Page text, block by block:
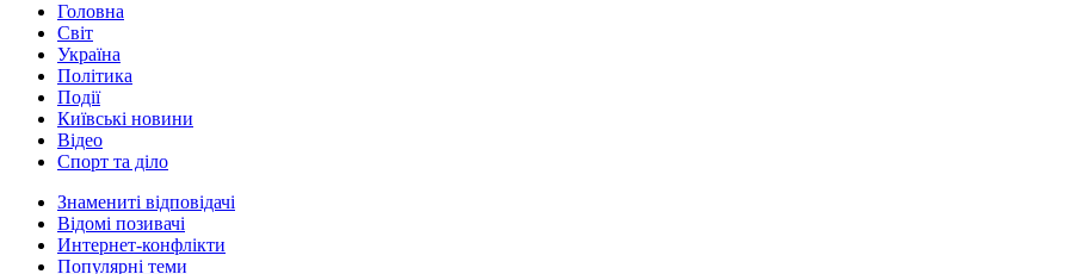
Головна
Світ
Україна
Політика
Події
Київські новини
Відео
Спорт та діло
Знамениті відповідачі
Відомі позивачі
Интернет-конфлікти
Популярні теми